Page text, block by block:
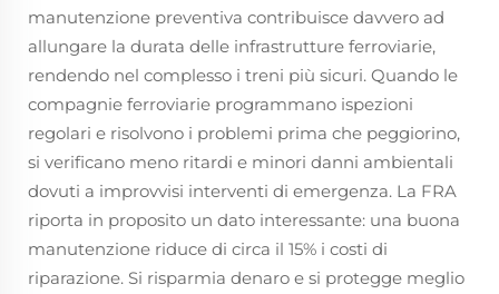
manutenzione preventiva contribuisce davvero ad
allungare la durata delle infrastrutture ferroviarie,
rendendo nel complesso i treni più sicuri. Quando le
compagnie ferroviarie programmano ispezioni
regolari e risolvono i problemi prima che peggiorino,
si verificano meno ritardi e minori danni ambientali
dovuti a improvvisi interventi di emergenza. La FRA
riporta in proposito un dato interessante: una buona
manutenzione riduce di circa il 15% i costi di
riparazione. Si risparmia denaro e si protegge meglio